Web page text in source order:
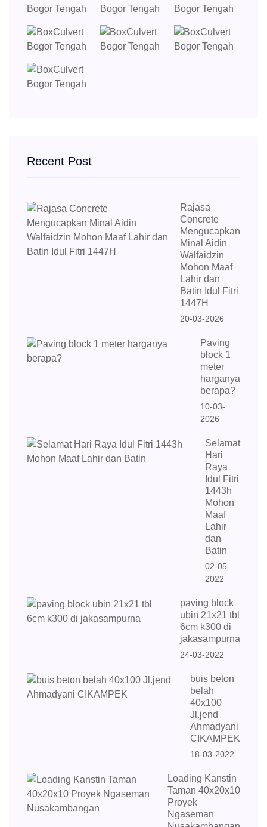
Recent Post
Rajasa
Concrete
Mengucapkan
Minal Aidin
Walfaidzin
Mohon Maaf
Lahir dan
Batin Idul Fitri
1447H
20-03-2026
Paving
block 1
meter
harganya
berapa?
10-03-
2026
Selamat
Hari
Raya
Idul Fitri
1443h
Mohon
Maaf
Lahir
dan
Batin
02-05-
2022
paving block
ubin 21x21 tbl
6cm k300 di
jakasampurna
24-03-2022
buis beton
belah
40x100
Jl.jend
Ahmadyani
CIKAMPEK
18-03-2022
Loading Kanstin
Taman 40x20x10
Proyek
Ngaseman